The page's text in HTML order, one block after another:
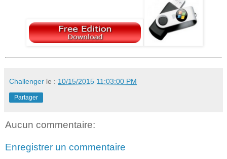
Challenger le : 10/15/2015 11:03:00 PM
Partager
Aucun commentaire:
Enregistrer un commentaire